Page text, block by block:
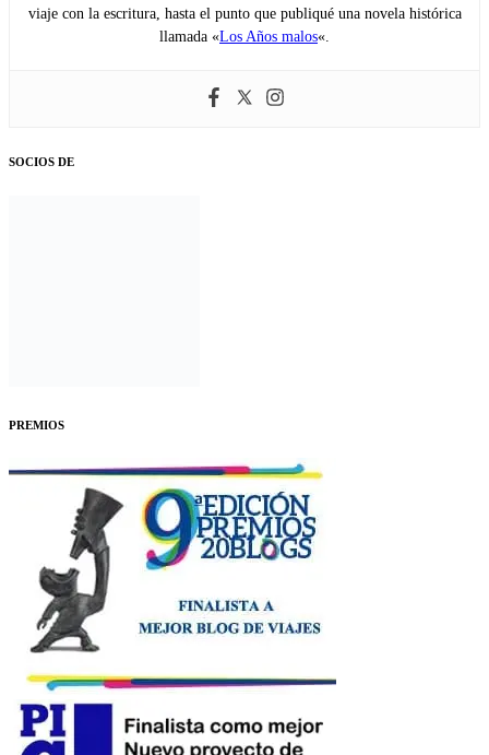
viaje con la escritura, hasta el punto que publiqué una novela histórica
llamada «Los Años malos«.
SOCIOS DE
PREMIOS